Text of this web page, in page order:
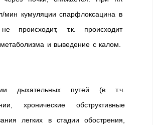
мин кумуляции спарфлоксацина в
происходит, т.к. происходит
и выведение с калом.
дыхательных путей (в т.ч.
хронические обструктивные
легких в стадии обострения,